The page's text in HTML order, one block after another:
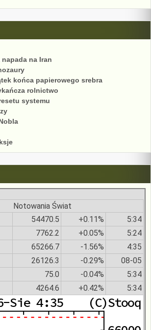
na Iran
końca papierowego srebra
rolnictwo
systemu
Notowania Świat
54470.5 +0.11% 5:34
7762.2 +0.05% 5:24
65266.7 -1.56% 4:35
26126.3 -0.29% 08-05
75.0 -0.04% 5:34
4264.6 +0.42% 5:34